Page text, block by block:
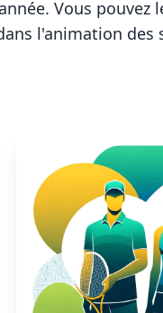
Vous pouvez
l'animation des